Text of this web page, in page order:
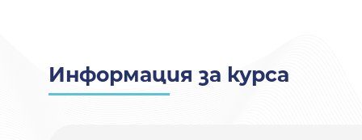
Информация за курса